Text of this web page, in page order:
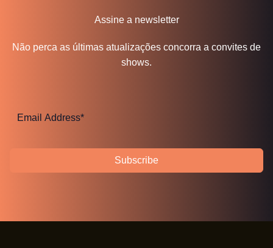
Assine a newsletter
Não perca as últimas atualizações concorra a convites de
shows.
Subscribe